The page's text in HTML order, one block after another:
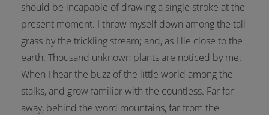
should be incapable of drawing a single stroke at the
present moment. I throw myself down among the tall
grass by the trickling stream; and, as I lie close to the
earth. Thousand unknown plants are noticed by me.
When I hear the buzz of the little world among the
stalks, and grow familiar with the countless. Far far
away, behind the word mountains, far from the